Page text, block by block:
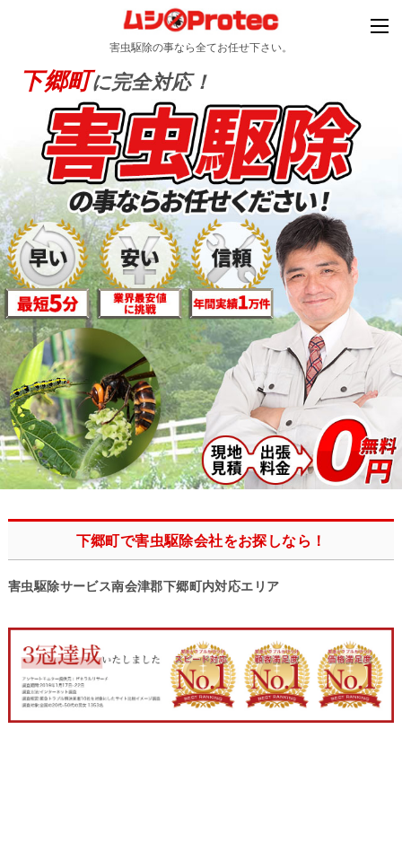
害虫駆除の事なら全てお任せ下さい。
下郷町に完全対応！
下郷町で害虫駆除会社をお探しなら！
害虫駆除サービス南会津郡下郷町内対応エリア